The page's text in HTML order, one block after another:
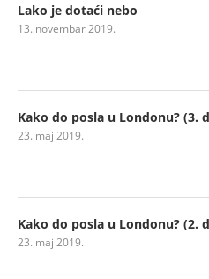
Lako je dotaći nebo
13. novembar 2019.
Kako do posla u Londonu? (3.
23. maj 2019.
Kako do posla u Londonu? (2.
23. maj 2019.